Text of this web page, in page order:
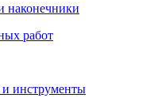
наконечники
работ
и инструменты